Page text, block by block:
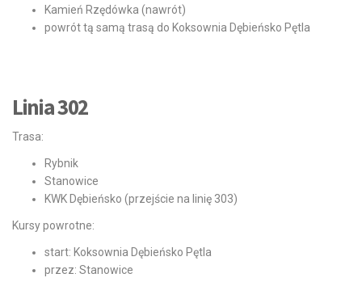
Kamień Rzędówka (nawrót)
powrót tą samą trasą do Koksownia Dębieńsko Pętla
Linia 302
Trasa:
Rybnik
Stanowice
KWK Dębieńsko (przejście na linię 303)
Kursy powrotne:
start: Koksownia Dębieńsko Pętla
przez: Stanowice